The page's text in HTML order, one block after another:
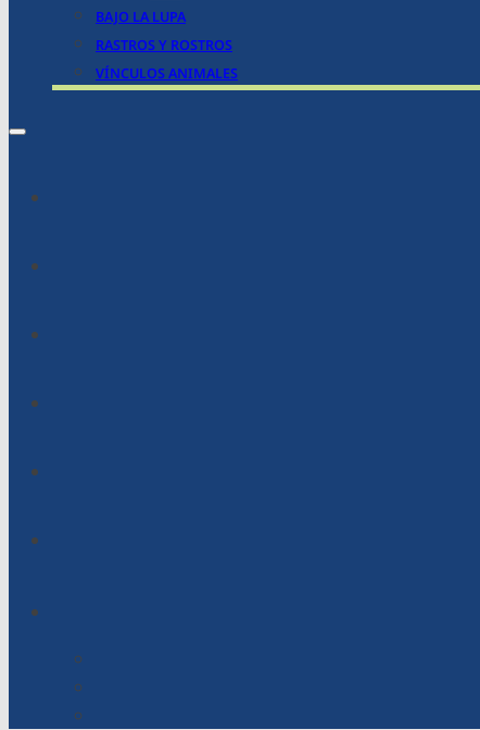
BAJO LA LUPA
RASTROS Y ROSTROS
VÍNCULOS ANIMALES